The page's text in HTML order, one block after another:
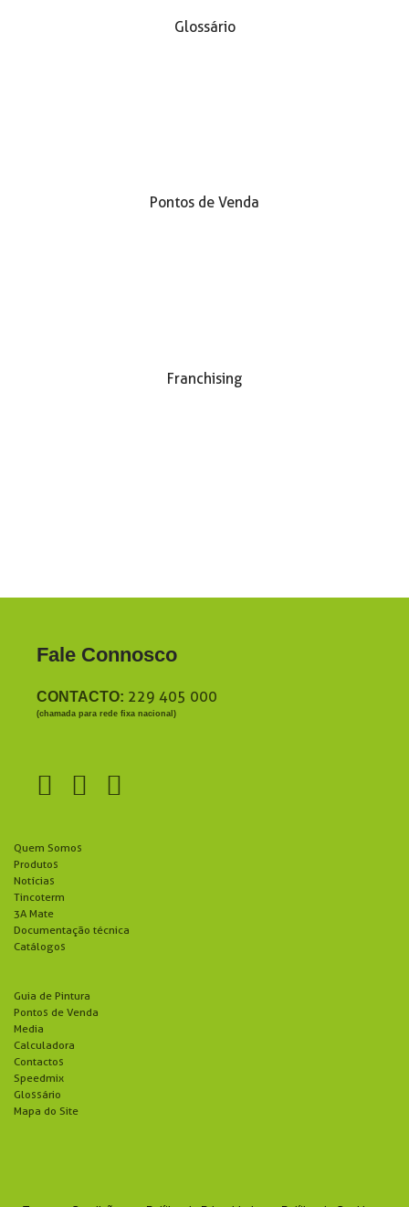
Glossário
Pontos de Venda
Franchising
Fale Connosco
CONTACTO: 229 405 000
(chamada para rede fixa nacional)
Quem Somos
Produtos
Notícias
Tincoterm
3A Mate
Documentação técnica
Catálogos
Guia de Pintura
Pontos de Venda
Media
Calculadora
Contactos
Speedmix
Glossário
Mapa do Site